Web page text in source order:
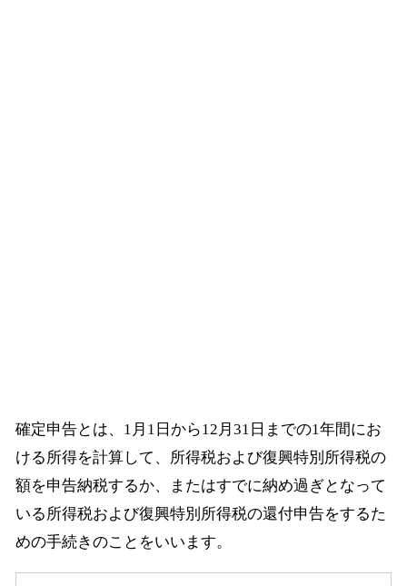
確定申告とは、1月1日から12月31日までの1年間にお
ける所得を計算して、所得税および復興特別所得税の
額を申告納税するか、またはすでに納め過ぎとなって
いる所得税および復興特別所得税の還付申告をするた
めの手続きのことをいいます。